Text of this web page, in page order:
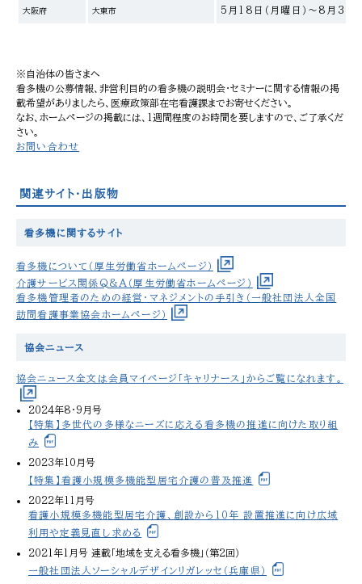
大阪府 大東市 5月18日（月曜日）～8月31日
※自治体の皆さまへ
看多機の公募情報、非営利目的の看多機の説明会・セミナーに関する情報の掲
載希望がありましたら、医療政策部在宅看護課までお寄せください。
なお、ホームページの掲載には、1週間程度のお時間を要しますので、ご了承くだ
さい。
お問い合わせ
関連サイト・出版物
看多機に関するサイト
看多機について（厚生労働省ホームページ）
介護サービス関係Q&A（厚生労働省ホームページ）
看多機管理者のための経営・マネジメントの手引き（一般社団法人全国
訪問看護事業協会ホームページ）
協会ニュース
協会ニュース全文は会員マイページ「キャリナース」からご覧になれます。
2024年8・9月号
【特集】多世代の多様なニーズに応える看多機の推進に向けた取り組
み
2023年10月号
【特集】看護小規模多機能型居宅介護の普及推進
2022年11月号
看護小規模多機能型居宅介護、創設から10年 設置推進に向け広域
利用や定義見直し求める
2021年1月号 連載「地域を支える看多機」（第2回）
一般社団法人ソーシャルデザインリガレッセ（兵庫県）